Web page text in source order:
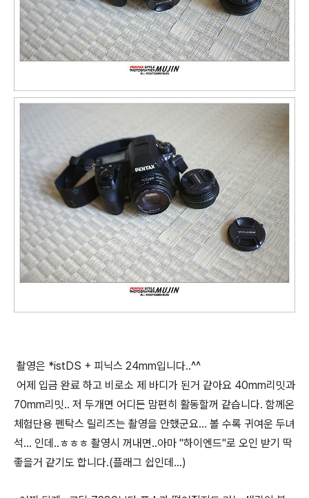
촬영은 *istDS + 피닉스 24mm입니다..^^
어제 입금 완료 하고 비로소 제 바디가 된거 같아요 40mm리밋과
70mm리밋.. 저 두개면 어디든 맘편히 활동할꺼 같습니다. 함께온
체험단용 펜탁스 릴리즈는 촬영을 안했군요... 볼 수록 귀여운 두녀
석... 인데..ㅎㅎㅎ 촬영시 꺼내면..아마 "하이엔드"로 오인 받기 딱
좋을거 같기도 합니다.(플래그 쉽인데...)